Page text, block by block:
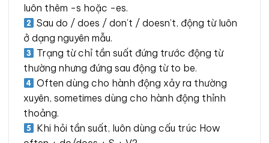
luôn thêm -s hoặc -es.
Sau do / does / don’t / doesn’t, động từ luôn
ở dạng nguyên mẫu.
Trạng từ chỉ tần suất đứng trước động từ
thường nhưng đứng sau động từ to be.
Often dùng cho hành động xảy ra thường
xuyên, sometimes dùng cho hành động thỉnh
thoảng.
Khi hỏi tần suất, luôn dùng cấu trúc How